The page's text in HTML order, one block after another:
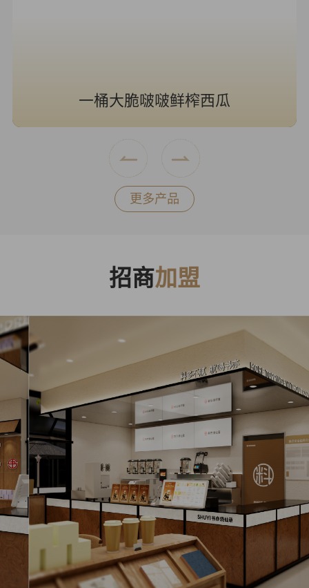
海风青柠冰奶
更多产品
招商加盟